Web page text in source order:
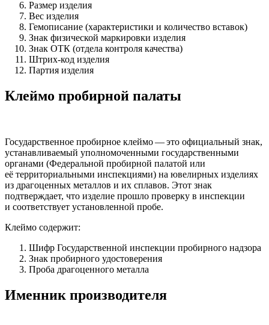
Размер изделия
Вес изделия
Гемописание (характеристики и количество вставок)
Знак физической маркировки изделия
Знак ОТК (отдела контроля качества)
Штрих-код изделия
Партия изделия
Клеймо пробирной палаты
Государственное пробирное клеймо — это официальный знак,
устанавливаемый уполномоченными государственными
органами (Федеральной пробирной палатой или
её территориальными инспекциями) на ювелирных изделиях
из драгоценных металлов и их сплавов. Этот знак
подтверждает, что изделие прошло проверку в инспекции
и соответствует установленной пробе.
Клеймо содержит:
Шифр Государственной инспекции пробирного надзора
Знак пробирного удостоверения
Проба драгоценного металла
Именник производителя